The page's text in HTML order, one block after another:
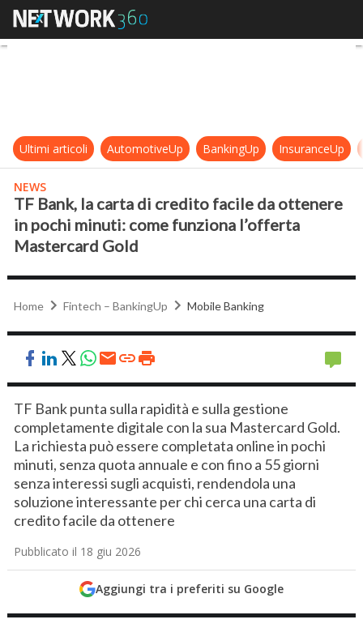
TF Bank, la carta di credito facile
Ultimi articoli AutomotiveUp BankingUp InsuranceUp
NEWS
TF Bank, la carta di credito facile da ottenere
in pochi minuti: come funziona l’offerta
Mastercard Gold
Home Fintech – BankingUp Mobile Banking
TF Bank punta sulla rapidità e sulla gestione
completamente digitale con la sua Mastercard Gold.
La richiesta può essere completata online in pochi
minuti, senza quota annuale e con fino a 55 giorni
senza interessi sugli acquisti, rendendola una
soluzione interessante per chi cerca una carta di
credito facile da ottenere
Pubblicato il 18 giu 2026
Aggiungi tra i preferiti su Google